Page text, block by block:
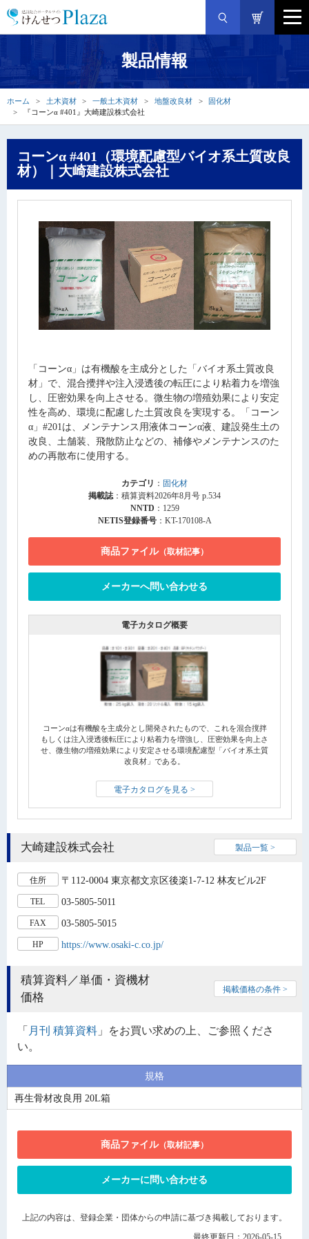
製品情報
ホーム 土木資材 一般土木資材 地盤改良材
固化材
『コーンα #401』大崎建設株式会社
コーンα #401（環境配慮型バイオ系土質改良
材）｜大崎建設株式会社
「コーンα」は有機酸を主成分とした「バイオ系土質改良
材」で、混合攪拌や注入浸透後の転圧により粘着力を増強
し、圧密効果を向上させる。微生物の増殖効果により安定
性を高め、環境に配慮した土質改良を実現する。「コーン
α」#201は、メンテナンス用液体コーンα液、建設発生土の
改良、土舗装、飛散防止などの、補修やメンテナンスのた
めの再散布に使用する。
カテゴリ ： 固化材
掲載誌：積算資料2026年8月号 p.534
NNTD ：1259
NETIS登録番号：KT-170108-A
商品ファイル（取材記事）
メーカーへ問い合わせる
電子カタログ概要
コーンαは有機酸を主成分とし開発されたもので、これを混合撹拌
もしくは注入浸透後転圧により粘着力を増強し、圧密効果を向上さ
せ、微生物の増殖効果により安定させる環境配慮型「バイオ系土質
改良材」である。
電子カタログを見る >
大崎建設株式会社 製品一覧 >
住所 〒112-0004 東京都文京区後楽1-7-12 林友ビル2F
TEL 03-5805-5011
FAX 03-5805-5015
HP https://www.osaki-c.co.jp/
積算資料／単価・資機材
価格
掲載価格の条件 >
「 月刊 積算資料 」をお買い求めの上、ご参照くださ
い。
規格
再生骨材改良用 20L箱
商品ファイル（取材記事）
メーカーに問い合わせる
上記の内容は、登録企業・団体からの申請に基づき掲載しております。
最終更新日：2026-05-15